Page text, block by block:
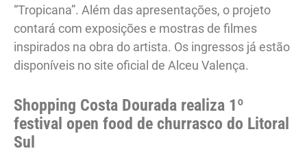
“Tropicana”. Além das apresentações, o projeto
contará com exposições e mostras de filmes
inspirados na obra do artista. Os ingressos já estão
disponíveis no site oficial de Alceu Valença.
Shopping Costa Dourada realiza 1º
festival open food de churrasco do Litoral
Sul